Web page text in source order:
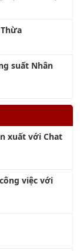
suất Nhân
việc với
phòng